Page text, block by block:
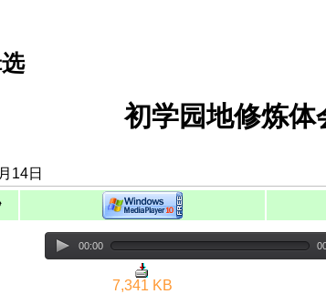
初学园地修炼体
14日
00:00
7,341 KB